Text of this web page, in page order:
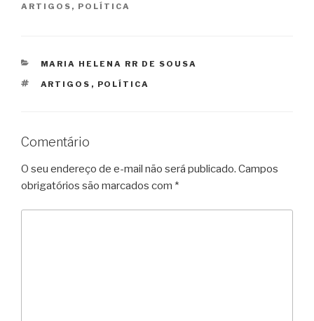
ARTIGOS , POLÍTICA
CATEGORIAS
MARIA HELENA RR DE SOUSA
TAGS
ARTIGOS , POLÍTICA
Comentário
O seu endereço de e-mail não será publicado. Campos
obrigatórios são marcados com *